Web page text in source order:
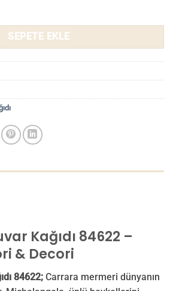
adet
SEPETE EKLE
Kağıdı 84622 –
& Decori
84622; Carrara mermeri dünyanın